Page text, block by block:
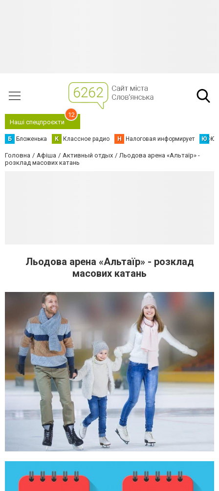
Наші спецпроєкти
12
Б Бложенька К Классное радио Н Налоговая информирует Ю
Головна Афіша Активный отдых
Льодова арена «Альтаїр» -
розклад масових катань
Льодова арена «Альтаїр» - розклад
масових катань